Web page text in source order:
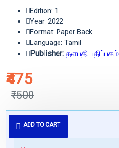
₹475
₹500
Edition: 1
Year: 2022
Format: Paper Back
Language: Tamil
Publisher: தளபதி பதிப்பகம்
ADD TO CART
புத்தகம் 3 - 7 நாட்களில் அனுப்பி
வைக்கப்படும்.